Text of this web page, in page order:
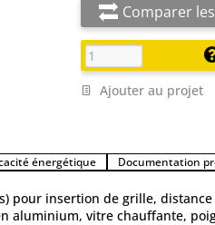
Comparer
Ajouter au projet
énergétique Documentation
pour insertion de grille, distance
aluminium, vitre chauffante,